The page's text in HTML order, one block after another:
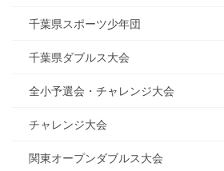
千葉県スポーツ少年団
千葉県ダブルス大会
全小予選会・チャレンジ大会
チャレンジ大会
関東オープンダブルス大会